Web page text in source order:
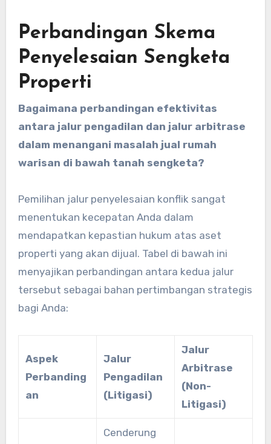
Perbandingan Skema
Penyelesaian Sengketa
Properti
Bagaimana perbandingan efektivitas
antara jalur pengadilan dan jalur arbitrase
dalam menangani masalah jual rumah
warisan di bawah tanah sengketa?
Pemilihan jalur penyelesaian konflik sangat
menentukan kecepatan Anda dalam
mendapatkan kepastian hukum atas aset
properti yang akan dijual. Tabel di bawah ini
menyajikan perbandingan antara kedua jalur
tersebut sebagai bahan pertimbangan strategis
bagi Anda:
Aspek
Perbanding
an
Jalur
Pengadilan
(Litigasi)
Jalur
Arbitrase
(Non-
Litigasi)
Cenderung